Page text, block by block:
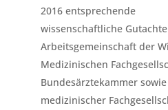
2016 entsprechende
wissenschaftliche
Arbeitsgemeinschaft der
Medizinischen
Bundesärztekammer
medizinischer